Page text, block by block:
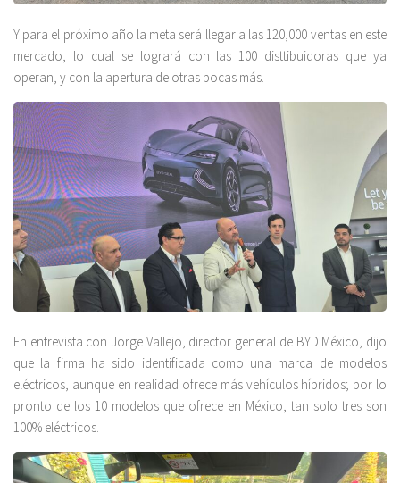
Y para el próximo año la meta será llegar a las 120,000 ventas en este
mercado, lo cual se logrará con las 100 disttibuidoras que ya
operan, y con la apertura de otras pocas más.
En entrevista con Jorge Vallejo, director general de BYD México, dijo
que la firma ha sido identificada como una marca de modelos
eléctricos, aunque en realidad ofrece más vehículos híbridos; por lo
pronto de los 10 modelos que ofrece en México, tan solo tres son
100% eléctricos.